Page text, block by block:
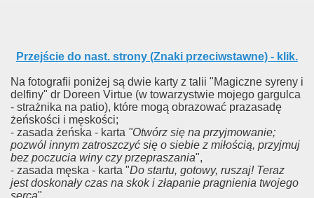
Przejście do nast. strony (Znaki przeciwstawne) - klik.
Na fotografii poniżej są dwie karty z talii "Magiczne syreny i
delfiny" dr Doreen Virtue (w towarzystwie mojego gargulca
- strażnika na patio), które mogą obrazować prazasadę
żeńskości i męskości;
- zasada żeńska - karta "Otwórz się na przyjmowanie;
pozwól innym zatroszczyć się o siebie z miłością, przyjmuj
bez poczucia winy czy przepraszania",
- zasada męska - karta "Do startu, gotowy, ruszaj! Teraz
jest doskonały czas na skok i złapanie pragnienia twojego
serca".